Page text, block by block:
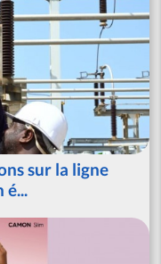
sur la ligne
é...